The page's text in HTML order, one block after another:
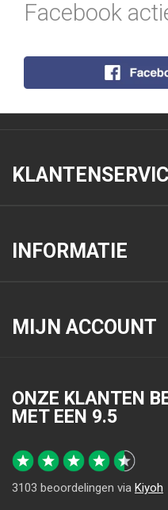
Facebook
INFORMATIE
MIJN ACCOUNT
ONZE KLANTEN
MET EEN 9.5
3103 beoordelingen via Kiyoh